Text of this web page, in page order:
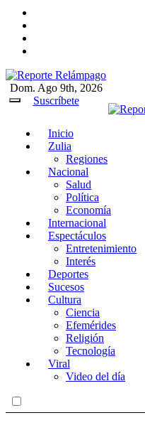
Reporte
Claridad y rigor
Dom. Ago 9th, 2026
Suscríbete
Inicio
Zulia
Regiones
Nacional
Salud
Política
Economía
Internacional
Espectáculos
Entretenimiento
Interés
Deportes
Sucesos
Cultura
Ciencia
Efemérides
Religión
Tecnología
Viral
Video del día